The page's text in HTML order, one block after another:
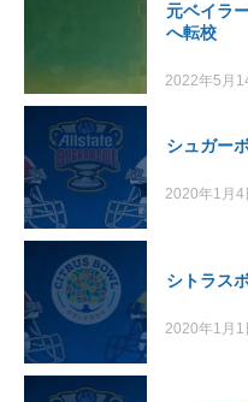
元ベイラ
へ転校
2022年5月
シュガー
2020年1月4
シトラス
2020年1月1